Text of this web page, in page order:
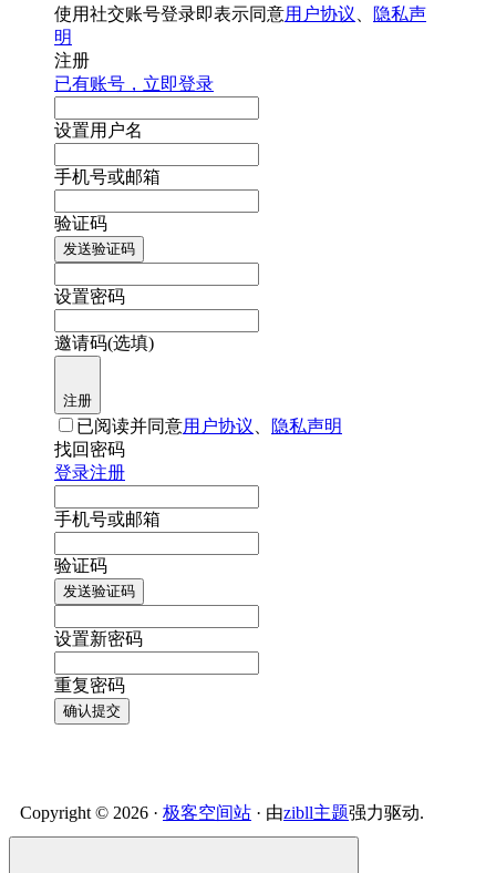
使用社交账号登录即表示同意用户协议
隐私声
明
注册
已有账号，立即登录
设置用户名
手机号或邮箱
验证码
发送验证码
设置密码
邀请码(选填)
注册
已阅读并同意用户协议
隐私声明
找回密码
登录注册
手机号或邮箱
验证码
发送验证码
设置新密码
重复密码
确认提交
Copyright © 2026 · 极客空间站 · 由zibll主题强力驱动.